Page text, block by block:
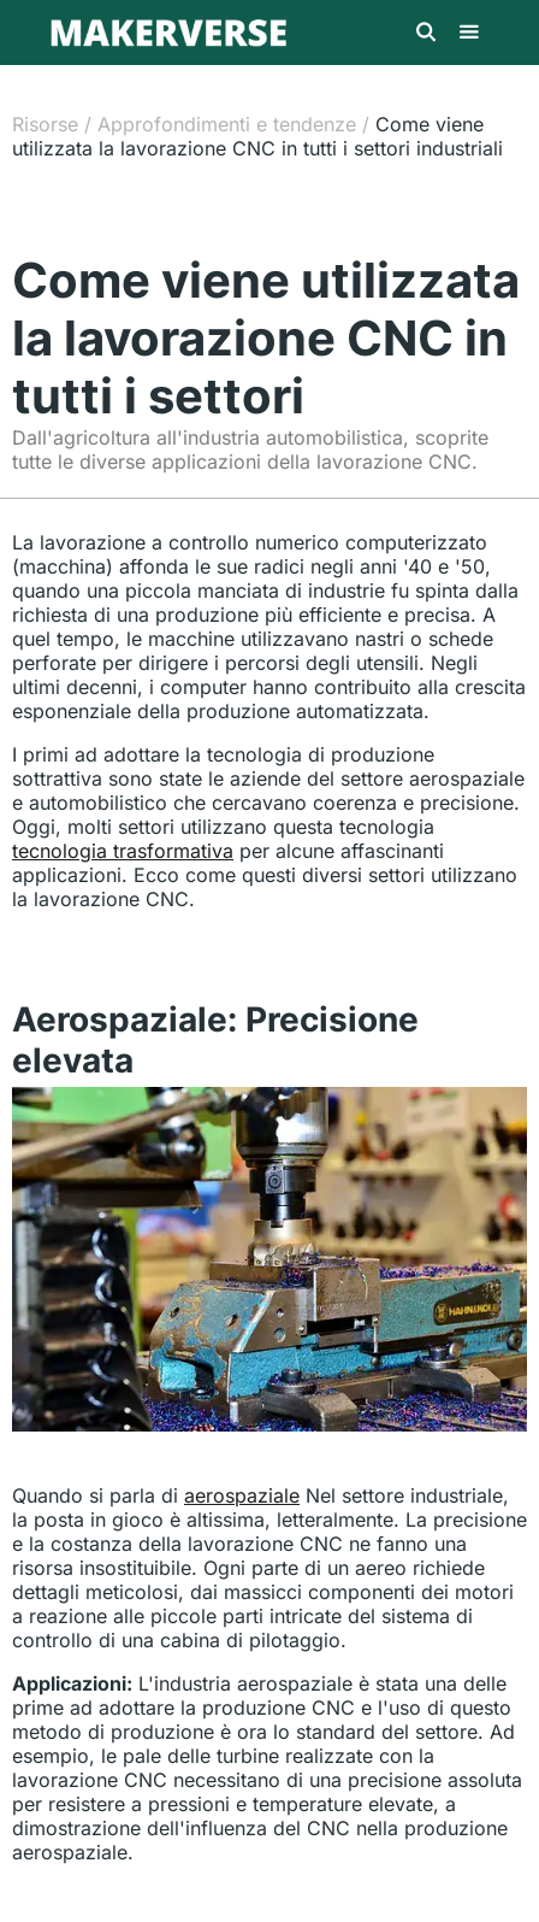
Risorse / Approfondimenti e tendenze / Come viene
utilizzata la lavorazione CNC in tutti i settori industriali
Come viene utilizzata
la lavorazione CNC in
tutti i settori
Dall'agricoltura all'industria automobilistica, scoprite
tutte le diverse applicazioni della lavorazione CNC.
La lavorazione a controllo numerico computerizzato
(macchina) affonda le sue radici negli anni '40 e '50,
quando una piccola manciata di industrie fu spinta dalla
richiesta di una produzione più efficiente e precisa. A
quel tempo, le macchine utilizzavano nastri o schede
perforate per dirigere i percorsi degli utensili. Negli
ultimi decenni, i computer hanno contribuito alla crescita
esponenziale della produzione automatizzata.
I primi ad adottare la tecnologia di produzione
sottrattiva sono state le aziende del settore aerospaziale
e automobilistico che cercavano coerenza e precisione.
Oggi, molti settori utilizzano questa tecnologia
tecnologia trasformativa per alcune affascinanti
applicazioni. Ecco come questi diversi settori utilizzano
la lavorazione CNC.
Aerospaziale: Precisione
elevata
Quando si parla di aerospaziale Nel settore industriale,
la posta in gioco è altissima, letteralmente. La precisione
e la costanza della lavorazione CNC ne fanno una
risorsa insostituibile. Ogni parte di un aereo richiede
dettagli meticolosi, dai massicci componenti dei motori
a reazione alle piccole parti intricate del sistema di
controllo di una cabina di pilotaggio.
Applicazioni: L'industria aerospaziale è stata una delle
prime ad adottare la produzione CNC e l'uso di questo
metodo di produzione è ora lo standard del settore. Ad
esempio, le pale delle turbine realizzate con la
lavorazione CNC necessitano di una precisione assoluta
per resistere a pressioni e temperature elevate, a
dimostrazione dell'influenza del CNC nella produzione
aerospaziale.